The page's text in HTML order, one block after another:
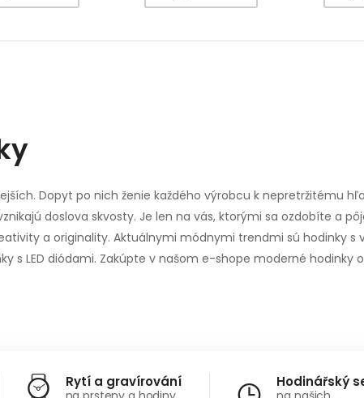
Dopyt po nich ženie každého výrobcu k
doslova skvosty. Je len na vás, ktorými sa ozdobíte a
a originality. Aktuálnymi módnymi trendmi sú hodinky
s LED diódami. Zakúpte v našom e-shope moderné
Rytí a gravírování Hodinářský